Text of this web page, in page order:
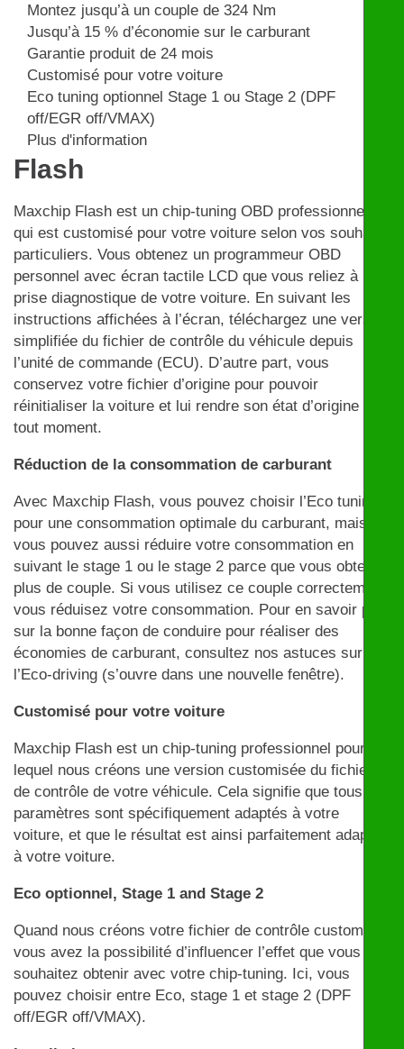
Montez jusqu’à un couple de 324 Nm
Jusqu’à 15 % d’économie sur le carburant
Garantie produit de 24 mois
Customisé pour votre voiture
Eco tuning optionnel Stage 1 ou Stage 2 (DPF
off/EGR off/VMAX)
Plus d'information
Flash
Maxchip Flash est un chip-tuning OBD professionnel
qui est customisé pour votre voiture selon vos souhaits
particuliers. Vous obtenez un programmeur OBD
personnel avec écran tactile LCD que vous reliez à la
prise diagnostique de votre voiture. En suivant les
instructions affichées à l’écran, téléchargez une version
simplifiée du fichier de contrôle du véhicule depuis
l’unité de commande (ECU). D’autre part, vous
conservez votre fichier d’origine pour pouvoir
réinitialiser la voiture et lui rendre son état d’origine à
tout moment.
Réduction de la consommation de carburant
Avec Maxchip Flash, vous pouvez choisir l’Eco tuning
pour une consommation optimale du carburant, mais
vous pouvez aussi réduire votre consommation en
suivant le stage 1 ou le stage 2 parce que vous obtenez
plus de couple. Si vous utilisez ce couple correctement,
vous réduisez votre consommation. Pour en savoir plus
sur la bonne façon de conduire pour réaliser des
économies de carburant, consultez nos astuces sur
l’Eco-driving (s’ouvre dans une nouvelle fenêtre).
Customisé pour votre voiture
Maxchip Flash est un chip-tuning professionnel pour
lequel nous créons une version customisée du fichier
de contrôle de votre véhicule. Cela signifie que tous les
paramètres sont spécifiquement adaptés à votre
voiture, et que le résultat est ainsi parfaitement adapté
à votre voiture.
Eco optionnel, Stage 1 and Stage 2
Quand nous créons votre fichier de contrôle customisé,
vous avez la possibilité d’influencer l’effet que vous
souhaitez obtenir avec votre chip-tuning. Ici, vous
pouvez choisir entre Eco, stage 1 et stage 2 (DPF
off/EGR off/VMAX).